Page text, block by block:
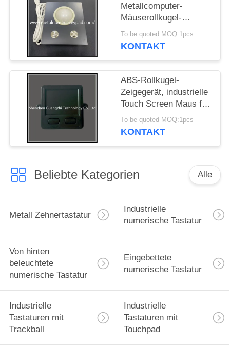
Metallcomputer-
Mäuserollkugel-
wasserdichtes
Metallip67
To be quoted MOQ:1pcs
KONTAKT
ABS-Rollkugel-
Zeigegerät, industrielle
Touch Screen Maus für
Selbstbetriebsterminal
To be quoted MOQ:1pcs
KONTAKT
Beliebte Kategorien Alle
Metall Zehnertastatur
Industrielle
numerische Tastatur
Von hinten
beleuchtete
numerische Tastatur
Eingebettete
numerische Tastatur
Industrielle
Tastaturen mit
Trackball
Industrielle
Tastaturen mit
Touchpad